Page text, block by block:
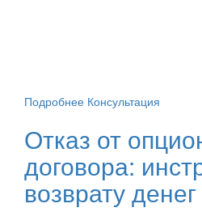
Подробнее Консультация
Отказ от
договора:
возврату денег